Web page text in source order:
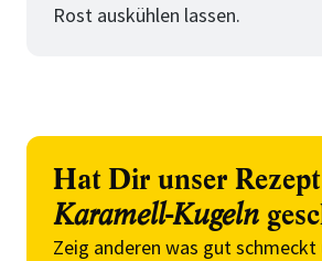
Rost auskühlen lassen.
Hat Dir unser Rezept
Karamell-Kugeln
Zeig anderen was gut schmeckt